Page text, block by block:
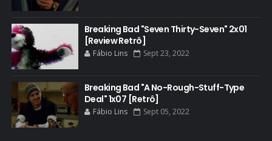
BLU-RAY
BOB ODENKIRK
BOB ODENKIRK CINEMA
BOB ODENKIRK TV
BREAKING BAD ART PROJECT
BREAKING BAD HISTORY
BREAKING BAD DA VIDA REAL
Breaking Bad "Seven Thirty-Seven" 2x01
[Review Retrô]
Fábio Lins Sept 23, 2022
Breaking Bad "A No-Rough-Stuff-Type
Deal" 1x07 [Retrô]
Fábio Lins Sept 05, 2022